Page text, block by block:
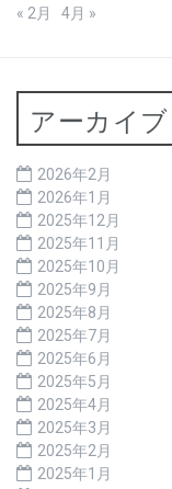
« 2月 4月 »
アーカイブ
2026年2月
2026年1月
2025年12月
2025年11月
2025年10月
2025年9月
2025年8月
2025年7月
2025年6月
2025年5月
2025年4月
2025年3月
2025年2月
2025年1月